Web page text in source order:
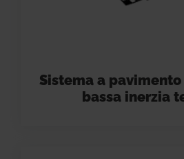
Sistema a
bassa inerzia